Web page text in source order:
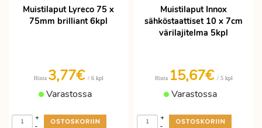
Muistilaput Lyreco 75 x
75mm brilliant 6kpl
Hinta 3,77€ / 6 kpl
Varastossa
-
+
Muistilaput Innox
sähköstaattiset 10 x 7cm
värilajitelma 5kpl
Hinta 15,67€ / 5 kpl
Varastossa
-
+